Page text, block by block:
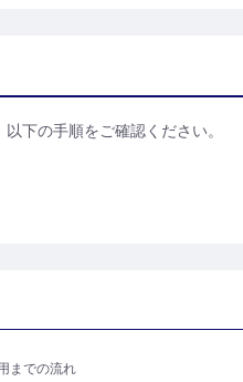
下の手順をご確認ください。
までの流れ